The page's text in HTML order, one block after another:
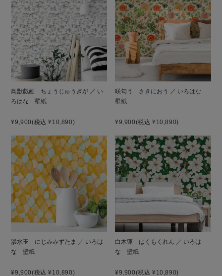
鳥獣戯画 ちょうじゅうぎが ／ い
ろはな 壁紙
¥9,900(税込 ¥10,890)
咲匂う さきにおう ／ いろはな
壁紙
¥9,900(税込 ¥10,890)
滲水玉 にじみみずたま ／ いろは
な 壁紙
¥9,900(税込 ¥10,890)
白木蓮 はくもくれん ／ いろは
な 壁紙
¥9,900(税込 ¥10,890)